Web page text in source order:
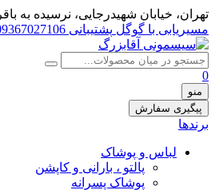
تهران، خيابان شهيدرجايى، نرسیده به
مسیریابی با گوگل پشتیبانی 09367027106
0
منو
پیگیری سفارش
برندها
لباس و پوشاک
پالتو ، بارانی و کاپشن
پوشاک پسرانه